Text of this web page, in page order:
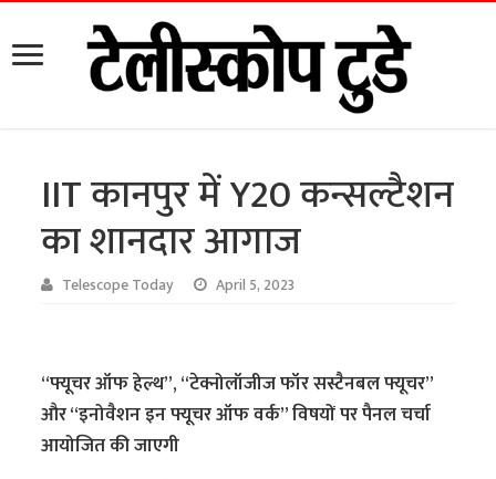
IIT कानपुर में Y20 कन्सल्टैशन
का शानदार आगाज
Telescope Today April 5, 2023
“फ्यूचर ऑफ हेल्थ”, “टेक्नोलॉजीज फॉर सस्टैनबल फ्यूचर”
और “इनोवैशन इन फ्यूचर ऑफ वर्क” विषयों पर पैनल चर्चा
आयोजित की जाएगी